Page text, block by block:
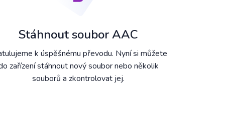
Stáhnout soubor AAC
k úspěšnému převodu. Nyní si můžete
zařízení stáhnout nový soubor nebo několik
souborů a zkontrolovat jej.